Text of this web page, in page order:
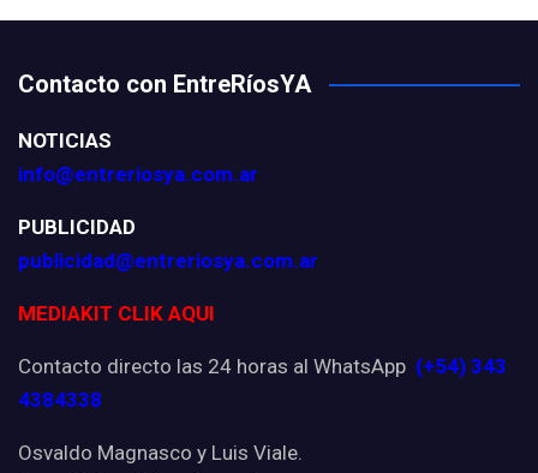
Contacto con EntreRíosYA
NOTICIAS
info@entreriosya.com.ar
PUBLICIDAD
publicidad@entreriosya.com.ar
MEDIAKIT CLIK AQUI
Contacto directo las 24 horas al WhatsApp (+54) 343
4384338
Osvaldo Magnasco y Luis Viale.